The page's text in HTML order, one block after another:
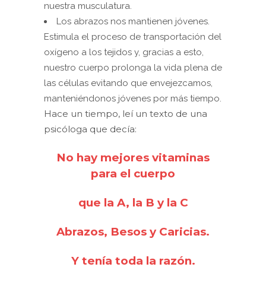
nuestra musculatura.
Los abrazos nos mantienen jóvenes.
Estimula el proceso de transportación del
oxígeno a los tejidos y, gracias a esto,
nuestro cuerpo prolonga la vida plena de
las células evitando que envejezcamos,
manteniéndonos jóvenes por más tiempo.
Hace un tiempo, leí un texto de una
psicóloga que decía:
No hay mejores vitaminas
para el cuerpo
que la A, la B y la C
Abrazos, Besos y Caricias.
Y tenía toda la razón.